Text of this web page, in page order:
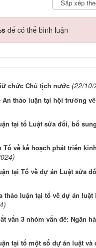
để có thể bình luận
chức Chủ tịch nước (22/
thảo luận tại hội trường
tại tổ Luật sửa đổi, bổ
về kế hoạch phát triển
tại Tổ về dự án Luật sửa
thảo luận tại tổ về dự án
vấn 3 nhóm vấn đề: Ngân
tại tổ một số dự án luật